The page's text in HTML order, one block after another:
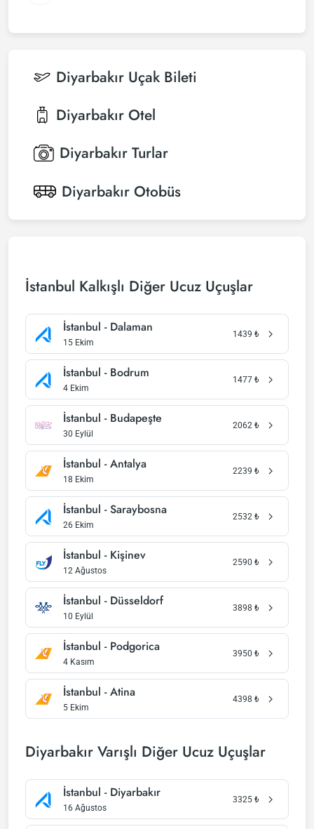
Diyarbakır Uçak Bileti
Diyarbakır Otel
Diyarbakır Turlar
Diyarbakır Otobüs
İstanbul Kalkışlı Diğer Ucuz Uçuşlar
İstanbul - Dalaman
15 Ekim
1439 ₺
İstanbul - Bodrum
4 Ekim
1477 ₺
İstanbul - Budapeşte
30 Eylül
2062 ₺
İstanbul - Antalya
18 Ekim
2239 ₺
İstanbul - Saraybosna
26 Ekim
2532 ₺
İstanbul - Kişinev
12 Ağustos
2590 ₺
İstanbul - Düsseldorf
10 Eylül
3898 ₺
İstanbul - Podgorica
4 Kasım
3950 ₺
İstanbul - Atina
5 Ekim
4398 ₺
Diyarbakır Varışlı Diğer Ucuz Uçuşlar
İstanbul - Diyarbakır
16 Ağustos
3325 ₺